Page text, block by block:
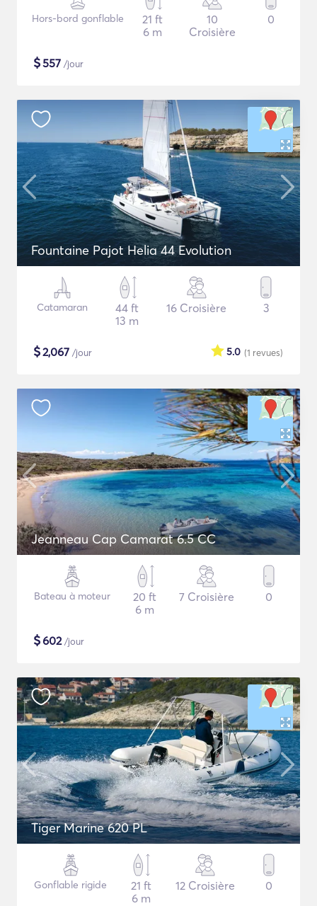
Hors-bord gonflable
21 ft
6 m
10
Croisière
0
$557 /jour
Fountaine Pajot Helia 44 Evolution
Catamaran
44 ft
13 m
16 Croisière 3
$2,067 /jour (1 revues)
5.0
Jeanneau Cap Camarat 6.5 CC
Bateau à moteur
20 ft
6 m
7 Croisière 0
$602/jour
Tiger Marine 620 PL
Gonflable rigide
21 ft
6 m
12 Croisière 0